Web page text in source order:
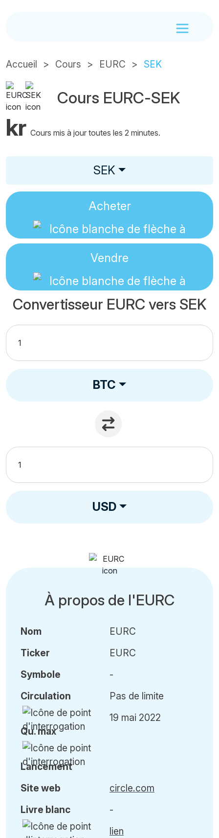
Accueil Cours EURC SEK
Cours EURC-SEK
kr Cours mis à jour toutes les 2 minutes.
SEK
Acheter
Vendre
Convertisseur EURC vers SEK
BTC
USD
À propos de l'EURC
Nom
Ticker
Symbole
Circulation
Qu.max
Lancement
EURC
EURC
-
Pas de limite
19 mai 2022
Site web
Livre blanc
circle.com
-
lien